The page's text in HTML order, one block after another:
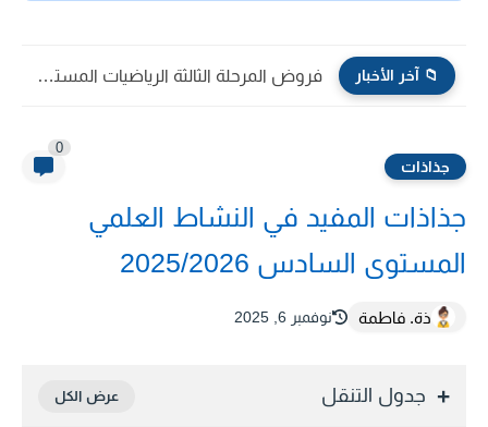
📁 آخر الأخبار فروض المرحلة الثالثة الرياضيات المستوى الخامس ابتدائي 2026/2025
جذاذات
0
جذاذات المفيد في النشاط العلمي
المستوى السادس 2025/2026
ذة. فاطمة نوفمبر 6, 2025
جدول التنقل